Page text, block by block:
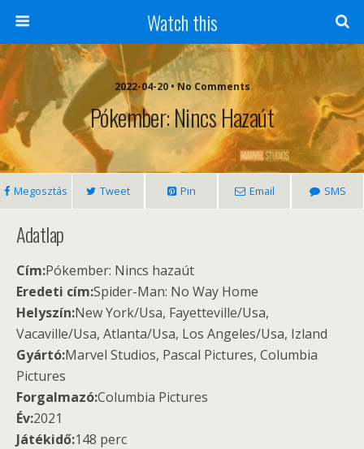
Watch this
2022-04-20 • No Comments
Pókember: Nincs Hazaút
Megosztás Tweet Pin Email SMS
Adatlap
Cím:Pókember: Nincs hazaút
Eredeti cím:Spider-Man: No Way Home
Helyszín:New York/Usa, Fayetteville/Usa,
Vacaville/Usa, Atlanta/Usa, Los Angeles/Usa, Izland
Gyártó:Marvel Studios, Pascal Pictures, Columbia
Pictures
Forgalmazó:Columbia Pictures
Év:2021
Játékidő:148 perc